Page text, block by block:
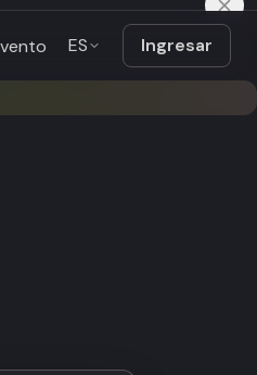
ES Ingresar